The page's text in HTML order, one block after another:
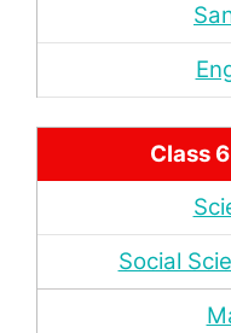
Class
Social